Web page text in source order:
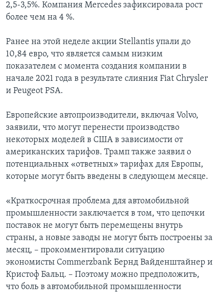
2,5-3,5%. Компания Mercedes зафиксировала рост
более чем на 4 %.
Ранее на этой неделе акции Stellantis упали до
10,84 евро, что является самым низким
показателем с момента создания компании в
начале 2021 года в результате слияния Fiat Chrysler
и Peugeot PSA.
Европейские автопроизводители, включая Volvo,
заявили, что могут перенести производство
некоторых моделей в США в зависимости от
американских тарифов. Трамп также заявил о
потенциальных «ответных» тарифах для Европы,
которые могут быть введены в следующем месяце.
«Краткосрочная проблема для автомобильной
промышленности заключается в том, что цепочки
поставок не могут быть перемещены внутрь
страны, а новые заводы не могут быть построены за
месяц, – прокомментировали ситуацию
экономисты Commerzbank Бернд Вайденштайнер и
Кристоф Бальц. – Поэтому можно предположить,
что боль в автомобильной промышленности